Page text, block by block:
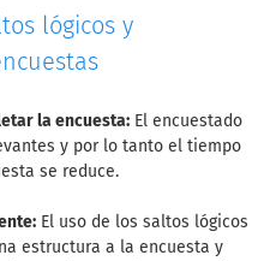
lógicos y
la encuesta: El encuestado
y por lo tanto el tiempo
se reduce.
El uso de los saltos lógicos
estructura a la encuesta y